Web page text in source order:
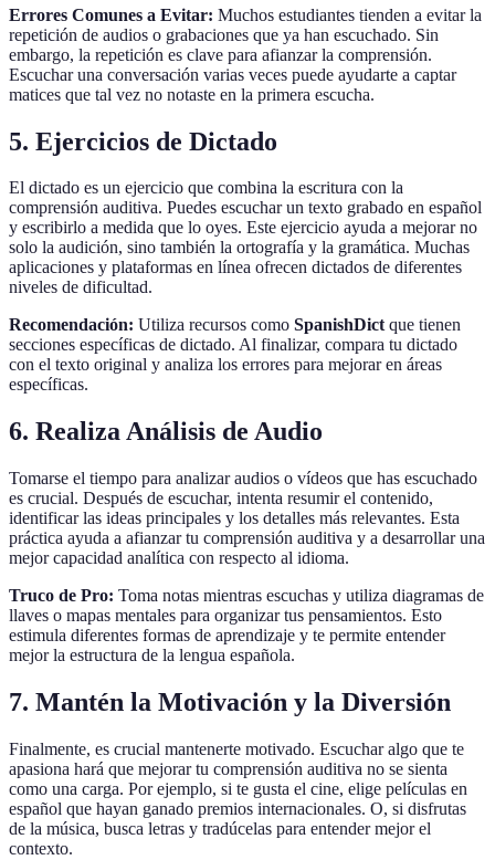
Errores Comunes a Evitar: Muchos estudiantes tienden a evitar la
repetición de audios o grabaciones que ya han escuchado. Sin
embargo, la repetición es clave para afianzar la comprensión.
Escuchar una conversación varias veces puede ayudarte a captar
matices que tal vez no notaste en la primera escucha.
5. Ejercicios de Dictado
El dictado es un ejercicio que combina la escritura con la
comprensión auditiva. Puedes escuchar un texto grabado en español
y escribirlo a medida que lo oyes. Este ejercicio ayuda a mejorar no
solo la audición, sino también la ortografía y la gramática. Muchas
aplicaciones y plataformas en línea ofrecen dictados de diferentes
niveles de dificultad.
Recomendación: Utiliza recursos como SpanishDictque tienen
secciones específicas de dictado. Al finalizar, compara tu dictado
con el texto original y analiza los errores para mejorar en áreas
específicas.
6. Realiza Análisis de Audio
Tomarse el tiempo para analizar audios o vídeos que has escuchado
es crucial. Después de escuchar, intenta resumir el contenido,
identificar las ideas principales y los detalles más relevantes. Esta
práctica ayuda a afianzar tu comprensión auditiva y a desarrollar una
mejor capacidad analítica con respecto al idioma.
Truco de Pro: Toma notas mientras escuchas y utiliza diagramas de
llaves o mapas mentales para organizar tus pensamientos. Esto
estimula diferentes formas de aprendizaje y te permite entender
mejor la estructura de la lengua española.
7. Mantén la Motivación y la Diversión
Finalmente, es crucial mantenerte motivado. Escuchar algo que te
apasiona hará que mejorar tu comprensión auditiva no se sienta
como una carga. Por ejemplo, si te gusta el cine, elige películas en
español que hayan ganado premios internacionales. O, si disfrutas
de la música, busca letras y tradúcelas para entender mejor el
contexto.